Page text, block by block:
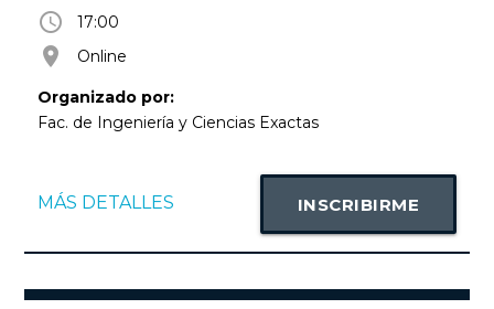
access_time 17:00
room Online
Organizado por:
Fac. de Ingeniería y Ciencias Exactas
MÁS DETALLES INSCRIBIRME